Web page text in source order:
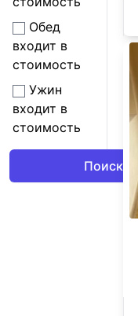
Обед
входит в
стоимость
Ужин
входит в
стоимость